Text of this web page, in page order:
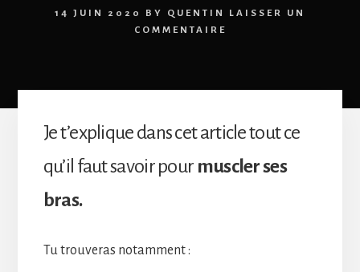
14 JUIN 2020 BY QUENTIN
LAISSER UN
COMMENTAIRE
Je t’explique dans cet article tout ce
qu’il faut savoir pour muscler ses
bras.
Tu trouveras notamment :